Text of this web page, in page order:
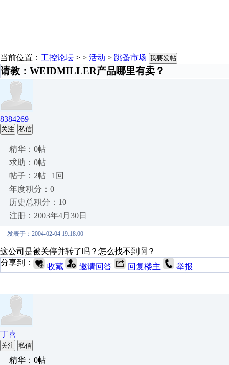
当前位置： 工控论坛 > > 活动 > 跳蚤市场 我要发帖
请教：WEIDMILLER产品哪里有卖？
8384269
关注 私信
精华：0帖
求助：0帖
帖子：2帖 | 1回
年度积分：0
历史总积分：10
注册：2003年4月30日
发表于：2004-02-04 19:18:00
这公司是被关停并转了吗？怎么找不到啊？
分享到：
收藏 邀请回答 回复楼主 举报
丁喜
关注 私信
精华：0帖